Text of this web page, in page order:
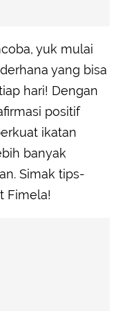
yuk mulai
yang bisa
hari! Dengan
positif
ikatan
banyak
Simak tips-
Fimela!